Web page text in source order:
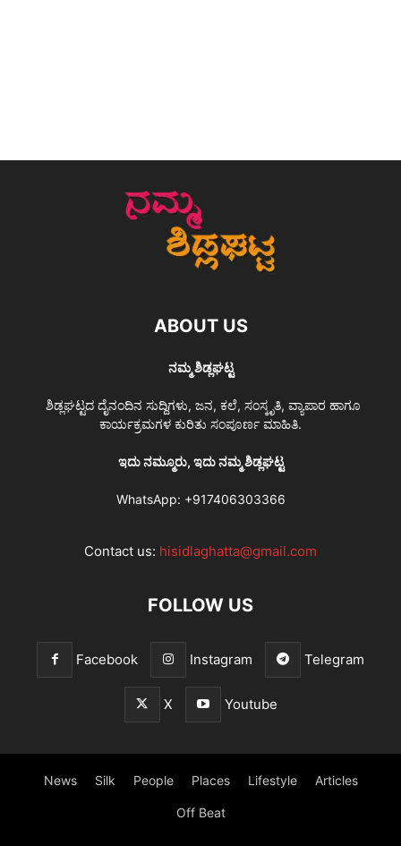
ABOUT US
ನಮ್ಮ ಶಿಡ್ಲಘಟ್ಟ
ಶಿಡ್ಲಘಟ್ಟದ ದೈನಂದಿನ ಸುದ್ದಿಗಳು, ಜನ, ಕಲೆ, ಸಂಸ್ಕೃತಿ, ವ್ಯಾಪಾರ ಹಾಗೂ
ಕಾರ್ಯಕ್ರಮಗಳ ಕುರಿತು ಸಂಪೂರ್ಣ ಮಾಹಿತಿ.
ಇದು ನಮ್ಮೂರು, ಇದು ನಮ್ಮ ಶಿಡ್ಲಘಟ್ಟ
WhatsApp: +917406303366
Contact us: hisidlaghatta@gmail.com
FOLLOW US
Facebook Instagram Telegram
X Youtube
News Silk People Places Lifestyle Articles
Off Beat